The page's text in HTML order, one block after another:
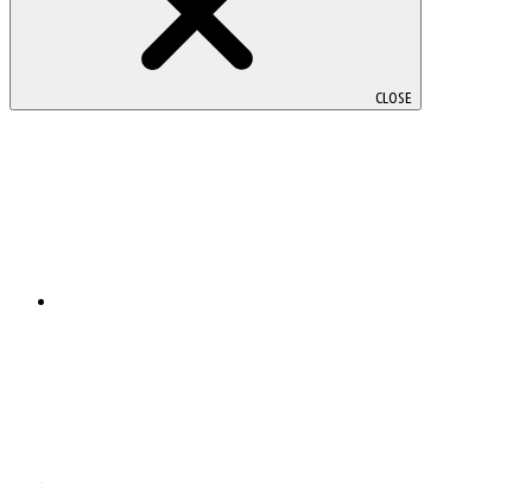
CLOSE